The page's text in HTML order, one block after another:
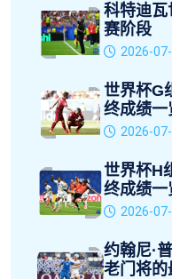
科特迪瓦
赛阶段
2026-
世界杯G
终成绩一
2026-
世界杯H
终成绩一
2026-
约翰尼·
老门将的